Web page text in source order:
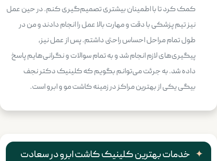
کمک کرد تا با اطمینان بیشتری تصمیم‌گیری کنم. در حین عمل
نیز تیم پزشکی با دقت و مهارت بالا عمل را انجام دادند و من در
طول تمام مراحل احساس راحتی داشتم. پس از عمل نیز،
پیگیری‌های لازم انجام شد و به تمام سوالات و نگرانی‌هایم پاسخ
داده شد. به جرئت می‌توانم بگویم که کلینیک دکتر نجف
بیگی یکی از بهترین مراکز در زمینه کاشت مو و ابرو است.
خدمات بهترین کلینیک کاشت ابرو در سعادت